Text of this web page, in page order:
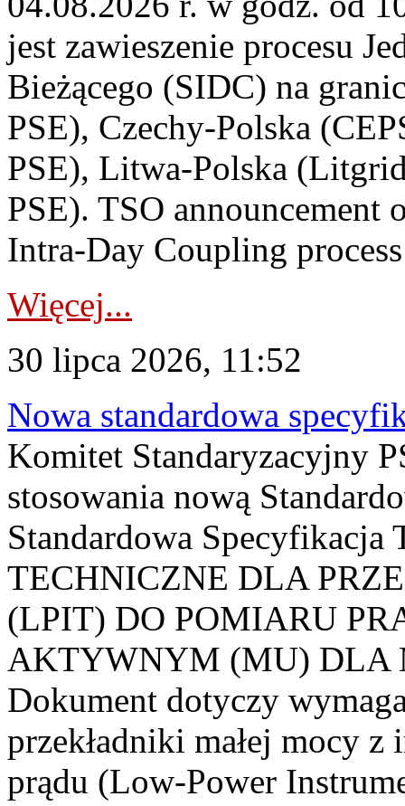
jest zawieszenie procesu
Bieżącego (SIDC) na
PSE), Czechy-Polska
PSE), Litwa-Polska
PSE). TSO announcement
Intra-Day Coupling
Więcej...
30 lipca 2026, 11:52
Nowa standardowa
Komitet Standaryzacyjny
stosowania nową
Standardowa
TECHNICZNE DLA
(LPIT) DO POMIARU
AKTYWNYM (MU) DLA
Dokument dotyczy
przekładniki małej mocy
prądu (Low-Power